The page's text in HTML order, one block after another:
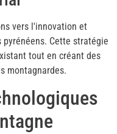
vers l'innovation et
Cette stratégie
tout en créant des
montagnardes.